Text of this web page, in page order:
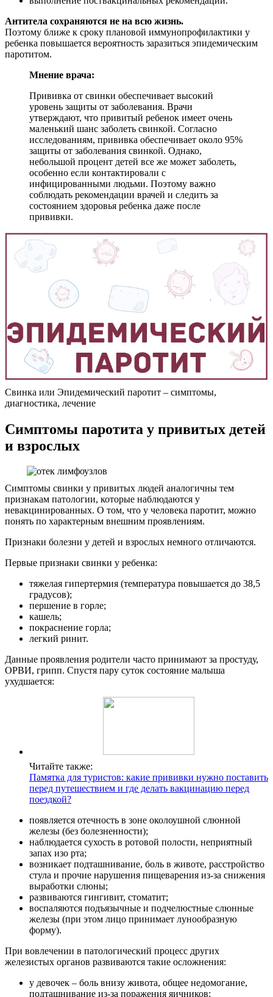
Антитела сохраняются не на всю жизнь.
Поэтому ближе к сроку плановой иммунопрофилактики у
ребенка повышается вероятность заразиться эпидемическим
паротитом.
Мнение врача:
Прививка от свинки обеспечивает высокий
уровень защиты от заболевания. Врачи
утверждают, что привитый ребенок имеет очень
маленький шанс заболеть свинкой. Согласно
исследованиям, прививка обеспечивает около 95%
защиты от заболевания свинкой. Однако,
небольшой процент детей все же может заболеть,
особенно если контактировали с
инфицированными людьми. Поэтому важно
соблюдать рекомендации врачей и следить за
состоянием здоровья ребенка даже после
прививки.
Свинка или Эпидемический паротит – симптомы,
диагностика, лечение
Симптомы паротита у привитых детей
и взрослых
Симптомы свинки у привитых людей аналогичны тем
признакам патологии, которые наблюдаются у
невакцинированных. О том, что у человека паротит, можно
понять по характерным внешним проявлениям.
Признаки болезни у детей и взрослых немного отличаются.
Первые признаки свинки у ребенка:
тяжелая гипертермия (температура повышается до 38,5
градусов);
першение в горле;
кашель;
покраснение горла;
легкий ринит.
Данные проявления родители часто принимают за простуду,
ОРВИ, грипп. Спустя пару суток состояние малыша
ухудшается:
Читайте также:
Памятка для туристов: какие прививки нужно поставить
перед путешествием и где делать вакцинацию перед
поездкой?
появляется отечность в зоне околоушной слюнной
железы (без болезненности);
наблюдается сухость в ротовой полости, неприятный
запах изо рта;
возникает подташнивание, боль в животе, расстройство
стула и прочие нарушения пищеварения из-за снижения
выработки слюны;
развиваются гингивит, стоматит;
воспаляются подъязычные и подчелюстные слюнные
железы (при этом лицо принимает лунообразную
форму).
При вовлечении в патологический процесс других
железистых органов развиваются такие осложнения:
у девочек – боль внизу живота, общее недомогание,
подташнивание из-за поражения яичников;